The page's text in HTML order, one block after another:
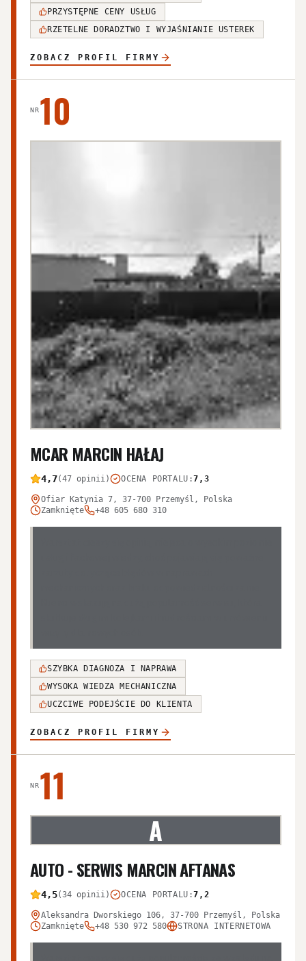
PRZYSTĘPNE CENY USŁUG
RZETELNE DORADZTWO I WYJAŚNIANIE USTEREK
ZOBACZ PROFIL FIRMY
NR10
MCAR MARCIN HAŁAJ
4,7(47 opinii) OCENA PORTALU :7,3
Ofiar Katynia 7, 37-700 Przemyśl, Polska
Zamknięte
+48 605 680 310
SZYBKA DIAGNOZA I NAPRAWA
WYSOKA WIEDZA MECHANICZNA
UCZCIWE PODEJŚCIE DO KLIENTA
ZOBACZ PROFIL FIRMY
NR11
A
AUTO - SERWIS MARCIN AFTANAS
4,5(34 opinii) OCENA PORTALU :7,2
Aleksandra Dworskiego 106, 37-700 Przemyśl, Polska
Zamknięte
+48 530 972 580 STRONA INTERNETOWA